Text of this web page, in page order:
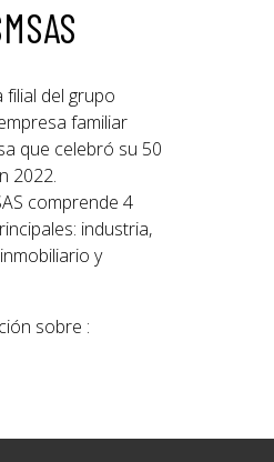
filial del grupo
familiar
que celebró su 50
2022.
comprende 4
industria,
y
sobre :